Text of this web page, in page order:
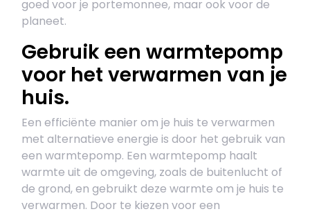
goed voor je portemonnee, maar ook voor de
planeet.
Gebruik een warmtepomp
voor het verwarmen van je
huis.
Een efficiënte manier om je huis te verwarmen
met alternatieve energie is door het gebruik van
een warmtepomp. Een warmtepomp haalt
warmte uit de omgeving, zoals de buitenlucht of
de grond, en gebruikt deze warmte om je huis te
verwarmen. Door te kiezen voor een